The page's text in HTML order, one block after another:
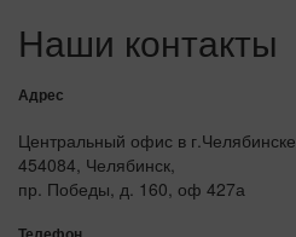
Наши контакты
Адрес
Центральный офис в г.Челябинске
454084, Челябинск,
пр. Победы, д. 160, оф 427а